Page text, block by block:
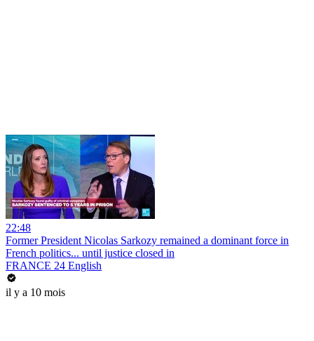
22:48
Former President Nicolas Sarkozy remained a dominant force in
French politics... until justice closed in
FRANCE 24 English
il y a 10 mois